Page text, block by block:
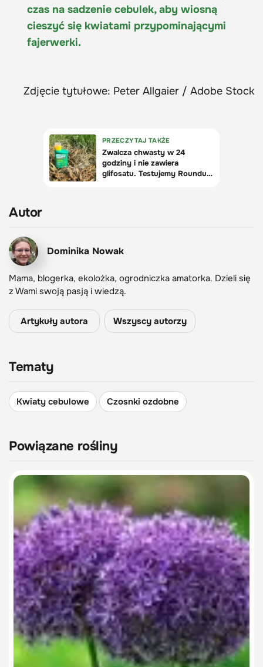
czas na sadzenie cebulek, aby wiosną
cieszyć się kwiatami przypominającymi
fajerwerki.
Zdjęcie tytułowe: Peter Allgaier / Adobe Stock
Autor
Dominika Nowak
Mama, blogerka, ekolożka, ogrodniczka amatorka. Dzieli się
z Wami swoją pasją i wiedzą.
Artykuły autora Wszyscy autorzy
Tematy
Kwiaty cebulowe Czosnki ozdobne
Powiązane rośliny